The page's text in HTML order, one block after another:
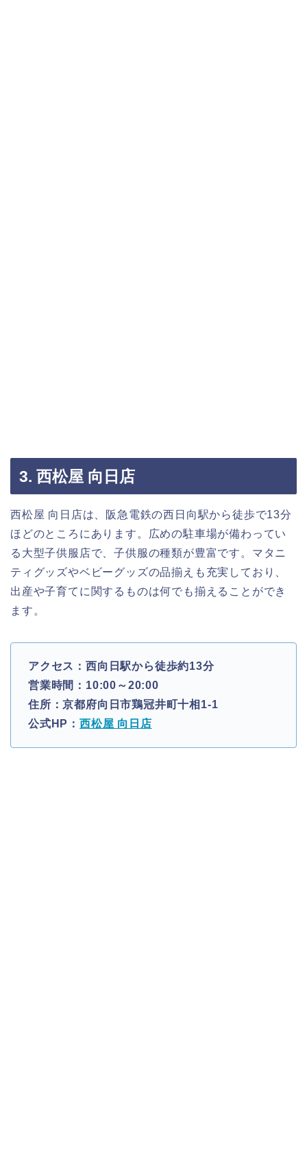
3. 西松屋 向日店
西松屋 向日店は、阪急電鉄の西日向駅から徒歩で13分
ほどのところにあります。広めの駐車場が備わってい
る大型子供服店で、子供服の種類が豊富です。マタニ
ティグッズやベビーグッズの品揃えも充実しており、
出産や子育てに関するものは何でも揃えることができ
ます。
アクセス：西向日駅から徒歩約13分
営業時間：10:00～20:00
住所：京都府向日市鶏冠井町十相1-1
公式HP： 西松屋 向日店